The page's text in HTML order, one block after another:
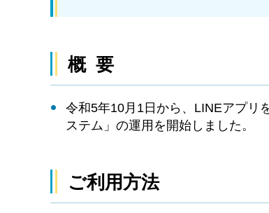
概 要
令和5年10月1日から、LINEアプリ
ステム」の運用を開始しました。
ご利用方法